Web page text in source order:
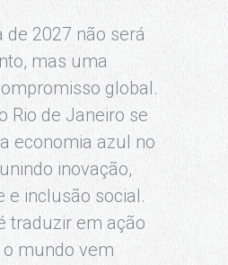
de 2027 não será
mas uma
global.
Rio de Janeiro se
economia azul no
inovação,
e inclusão social.
traduzir em ação
mundo vem